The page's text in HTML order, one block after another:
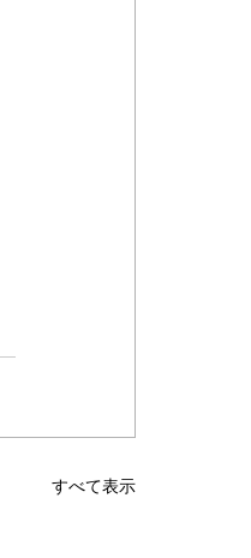
すべて表示